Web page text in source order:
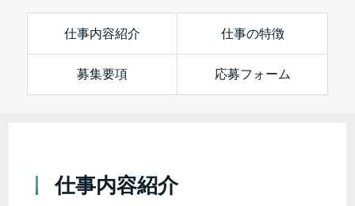
仕事内容紹介 仕事の特徴
募集要項 応募フォーム
仕事内容紹介